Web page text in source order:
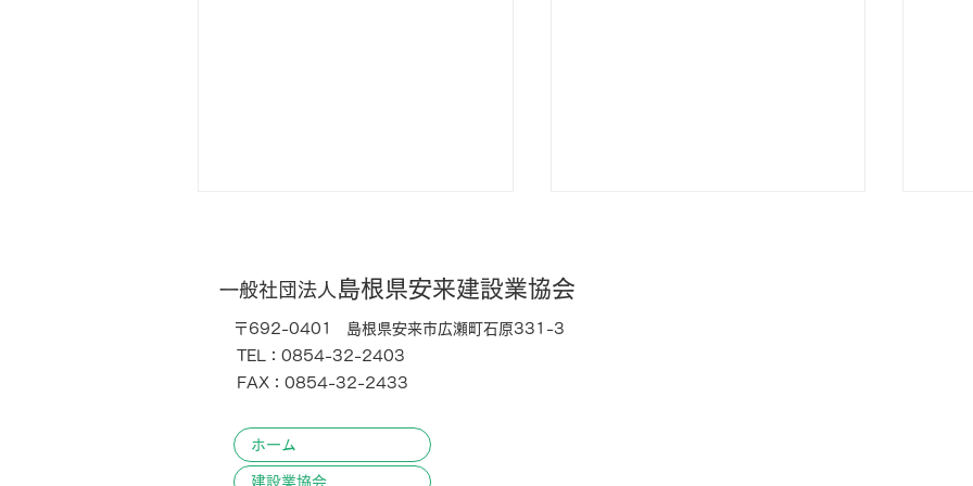
た
一般社団法人 島根県安来建設業協会
〒692-0401 島根県安来市広瀬町石原331-3
TEL：0854-32-2403
FAX：0854-32-2433
ホーム
建設業協会